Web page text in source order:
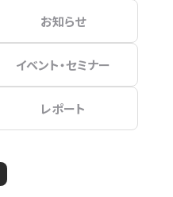
お知らせ
イベント・セミナー
レポート